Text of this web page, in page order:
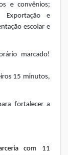
e convênios;
Exportação e
escolar e
marcado!
15 minutos,
fortalecer a
com 11